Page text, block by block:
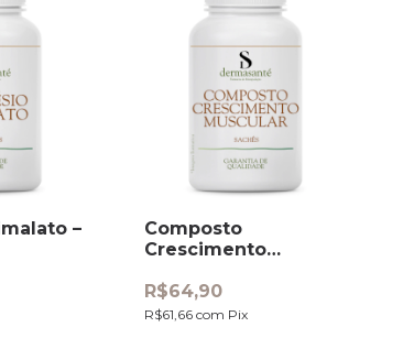
–
Composto
Crescimento
R$64,90
R$61,66 com Pix